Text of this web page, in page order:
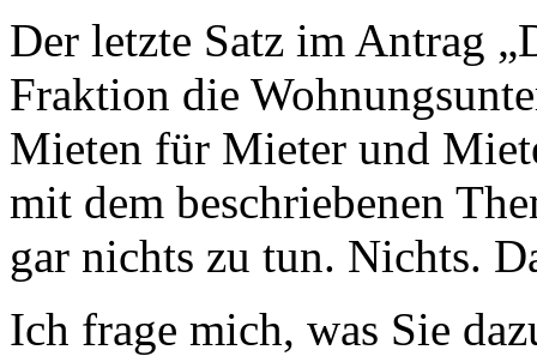
Der letzte Satz im Antrag
Fraktion die
Mieten für Mieter und
mit dem beschriebenen
gar nichts zu tun. Nichts.
Ich frage mich, was Sie